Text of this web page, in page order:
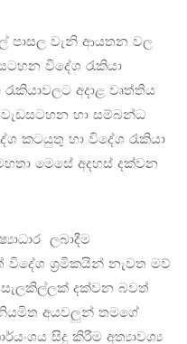
පාසල වැනි ආයතන වල
විදේශ රැකියා
අදාළ වෘත්තිය
වැඩසටහන හා සම්බන්ධ
කටයුතු හා විදේශ රැකියා
මෙසේ අදහස් දක්වන
ලබාදීම
ශ්‍රමිකයින් නැවත මව්‍
සැලකිල්ලක් දක්වන බවත්
අයවලුන් තමගේ
සිදු කිරීම අත්‍යාවශ්‍ය